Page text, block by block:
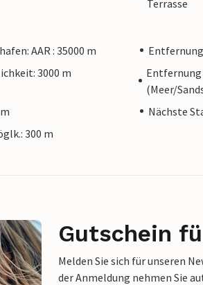
Terrasse
AAR : 35000 m
3000 m
Entfernung
(Meer/
Nächste
300 m
Gutschein
Melden Sie sich für unseren
der Anmeldung nehmen Sie